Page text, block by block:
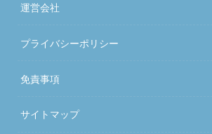
運営会社
プライバシーポリシー
免責事項
サイトマップ